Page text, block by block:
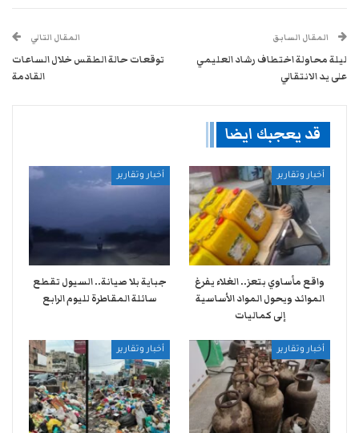
المقال السابق
ليلة محاولة اختطاف رشاد العليمي
على يد الانتقالي
المقال التالي
توقعات حالة الطقس خلال الساعات
القادمة
قد يعجبك ايضا
أخبار وتقارير
واقع مأساوي بتعز.. الغلاء يفرغ
الموائد ويحول المواد الأساسية
إلى كماليات
أخبار وتقارير
جباية بلا صيانة.. السيول تقطع
سائلة المقاطرة لليوم الرابع
أخبار وتقارير أخبار وتقارير